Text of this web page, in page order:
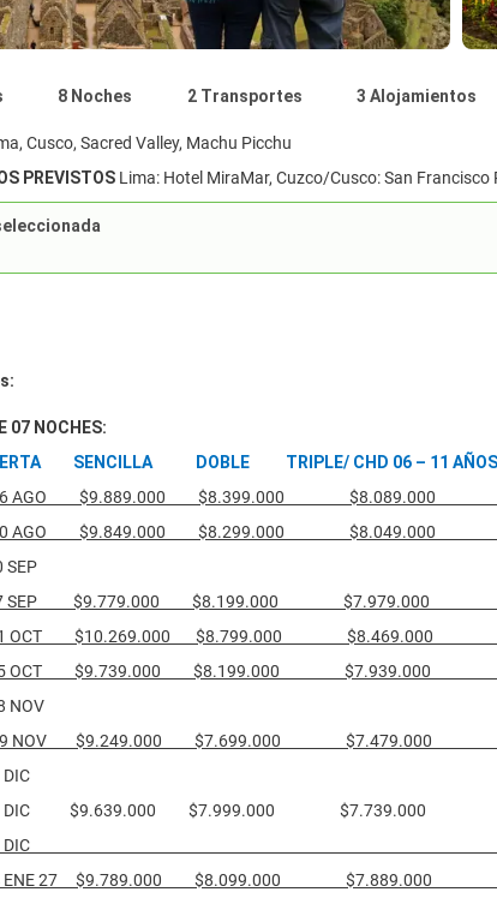
8 Noches 2 Transportes 3 Alojamientos
Cusco, Sacred Valley, Machu Picchu
PREVISTOS Lima: Hotel MiraMar, Cuzco/Cusco: San
07 NOCHES:
SENCILLA DOBLE TRIPLE/ CHD 06 – 11 AÑOS
16 AGO $9.889.000 $8.399.000
30 AGO $9.849.000 $8.299.000
SEP
27 SEP $9.779.000 $8.199.000
11 OCT $10.269.000 $8.799.000
25 OCT $9.739.000 $8.199.000
NOV
29 NOV $9.249.000 $7.699.000
20 DIC $9.639.000 $7.999.000
CON 28
04 ENE 27 $9.789.000 $8.099.000